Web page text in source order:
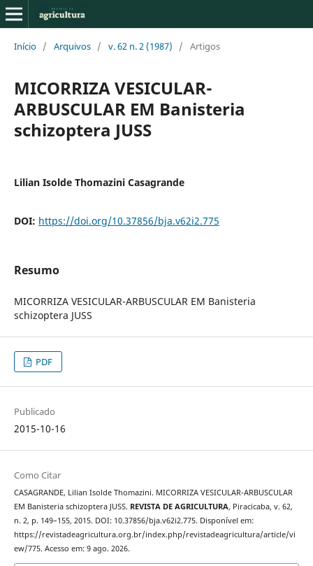
Início / Arquivos / v. 62 n. 2 (1987) / Artigos
MICORRIZA VESICULAR-
ARBUSCULAR EM Banisteria
schizoptera JUSS
Lilian Isolde Thomazini Casagrande
DOI: https://doi.org/10.37856/bja.v62i2.775
Resumo
MICORRIZA VESICULAR-ARBUSCULAR EM Banisteria
schizoptera JUSS
PDF
Publicado
2015-10-16
Como Citar
CASAGRANDE, Lilian Isolde Thomazini. MICORRIZA VESICULAR-ARBUSCULAR
EM Banisteria schizoptera JUSS. REVISTA DE AGRICULTURA, Piracicaba, v. 62,
n. 2, p. 149–155, 2015. DOI: 10.37856/bja.v62i2.775. Disponível em:
https://revistadeagricultura.org.br/index.php/revistadeagricultura/article/vi
ew/775. Acesso em: 9 ago. 2026.